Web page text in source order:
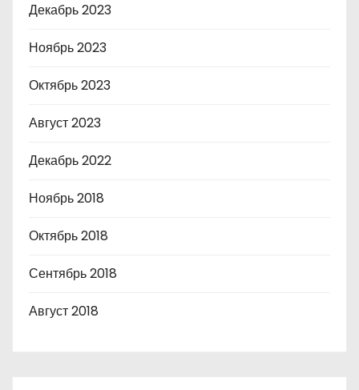
Декабрь 2023
Ноябрь 2023
Октябрь 2023
Август 2023
Декабрь 2022
Ноябрь 2018
Октябрь 2018
Сентябрь 2018
Август 2018